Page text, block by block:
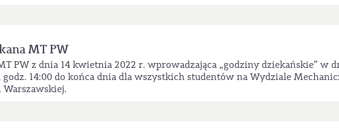
MT PW
PW z dnia 14 kwietnia 2022 r. wprowadzająca „godziny dziekańskie” w
14:00 do końca dnia dla wszystkich studentów na Wydziale